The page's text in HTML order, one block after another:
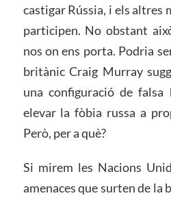
castigar Rússia, i els
participen. No obstant
nos on ens porta. Podria
britànic Craig Murray
una configuració de falsa
elevar la fòbia russa a
Però, per a què?
Si mirem les Nacions
amenaces que surten de la